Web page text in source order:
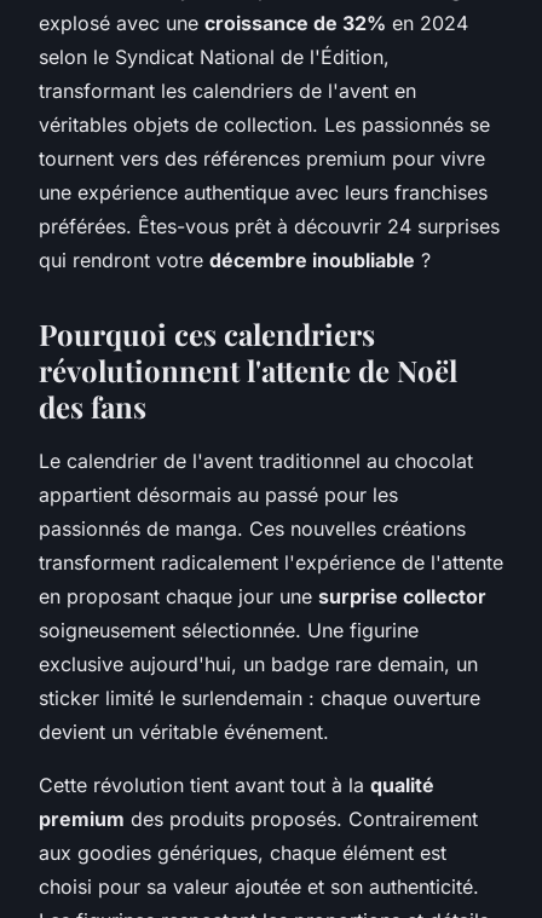
explosé avec une croissance de 32% en 2024
selon le Syndicat National de l'Édition,
transformant les calendriers de l'avent en
véritables objets de collection. Les passionnés se
tournent vers des références premium pour vivre
une expérience authentique avec leurs franchises
préférées. Êtes-vous prêt à découvrir 24 surprises
qui rendront votre décembre inoubliable ?
Pourquoi ces calendriers
révolutionnent l'attente de Noël
des fans
Le calendrier de l'avent traditionnel au chocolat
appartient désormais au passé pour les
passionnés de manga. Ces nouvelles créations
transforment radicalement l'expérience de l'attente
en proposant chaque jour une surprise collector
soigneusement sélectionnée. Une figurine
exclusive aujourd'hui, un badge rare demain, un
sticker limité le surlendemain : chaque ouverture
devient un véritable événement.
Cette révolution tient avant tout à la qualité
premium des produits proposés. Contrairement
aux goodies génériques, chaque élément est
choisi pour sa valeur ajoutée et son authenticité.